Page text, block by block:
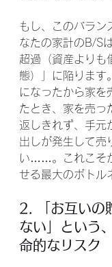
もし、このバラン
なたの家計のB/S
超過（資産よりも
態）」に陥ります
になったから家を
たとき、家を売っ
返しきれず、手元
出しが発生して売
い……。これこそ
せる最大のボトル
2. 「お互いの
ない」という
命的なリスク